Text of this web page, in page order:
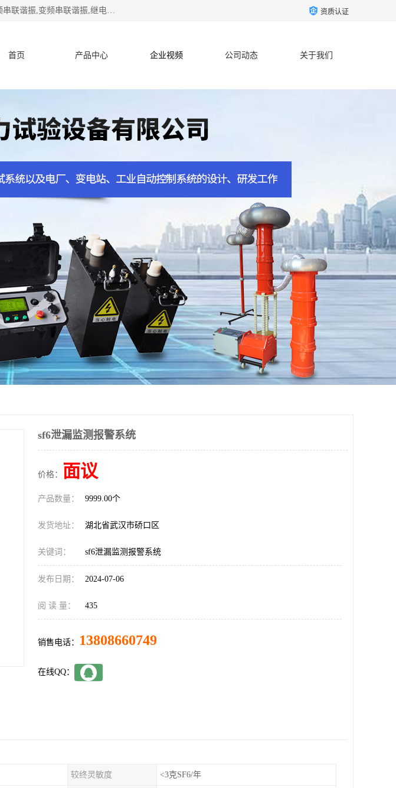
武汉鄂电电力试验设备有限公司专门从事电力电气设备和仪器仪表的设计与制造,主要研发生产工频串联谐振,变频串联谐振,继电保护测试仪,电缆故障测试仪,直流电阻测试仪,接地电阻测试仪等一百多种高品质产品.坚持奉行"质量一,客户至上"的服务宗旨。 资质认证
首页 产品中心 企业视频 公司动态 关于我们
sf6泄漏监测报警系统
价格： 面议
产品数量： 9999.00个
发货地址： 湖北省武汉市硚口区
关键词： sf6泄漏监测报警系统
发布日期： 2024-07-06
阅 读 量： 435
销售电话： 13808660749
在线QQ：
较终灵敏度 <3克SF6/年